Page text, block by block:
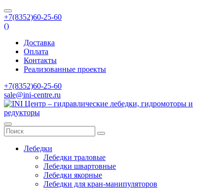
+7(8352)60-25-60
()
Доставка
Оплата
Контакты
Реализованные проекты
+7(8352)60-25-60
sale@ini-centre.ru
Лебедки
Лебедки траловые
Лебедки швартовные
Лебедки якорные
Лебедки для кран-манипуляторов